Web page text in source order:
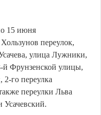
15 июня
переулок,
улица Лужники,
Фрунзенской улицы,
го переулка
переулки Льва